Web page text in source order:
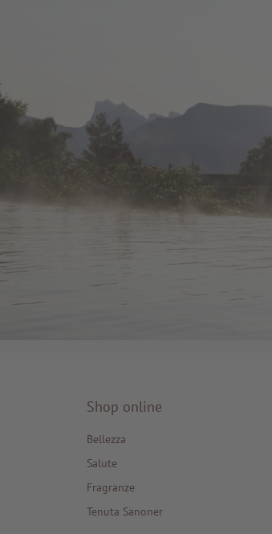
Shop online
Bellezza
Salute
Fragranze
Tenuta Sanoner